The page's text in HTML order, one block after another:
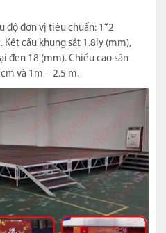
độ đơn vị tiêu chuẩn: 1*2
Kết cấu khung sắt 1.8ly (mm),
đen 18 (mm). Chiều cao sân
và 1m – 2.5 m.